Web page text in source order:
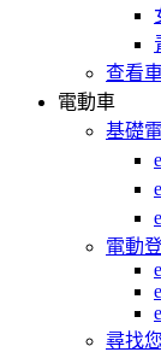
查看
電動車
基礎
電動
尋找